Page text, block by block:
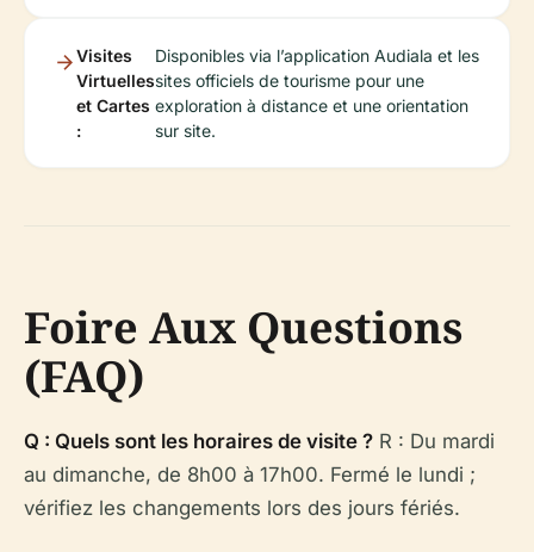
Visites
Virtuelles
et Cartes
:
Disponibles via l’application Audiala et les
sites officiels de tourisme pour une
exploration à distance et une orientation
sur site.
Foire Aux Questions
(FAQ)
Q : Quels sont les horaires de visite ? R : Du mardi
au dimanche, de 8h00 à 17h00. Fermé le lundi ;
vérifiez les changements lors des jours fériés.